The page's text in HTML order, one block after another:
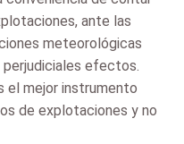
ante las
meteorológicas
perjudiciales efectos.
el mejor instrumento
de explotaciones y no